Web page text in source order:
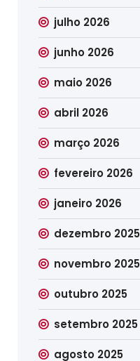
julho 2026
junho 2026
maio 2026
abril 2026
março 2026
fevereiro 2026
janeiro 2026
dezembro 2025
novembro 2025
outubro 2025
setembro 2025
agosto 2025